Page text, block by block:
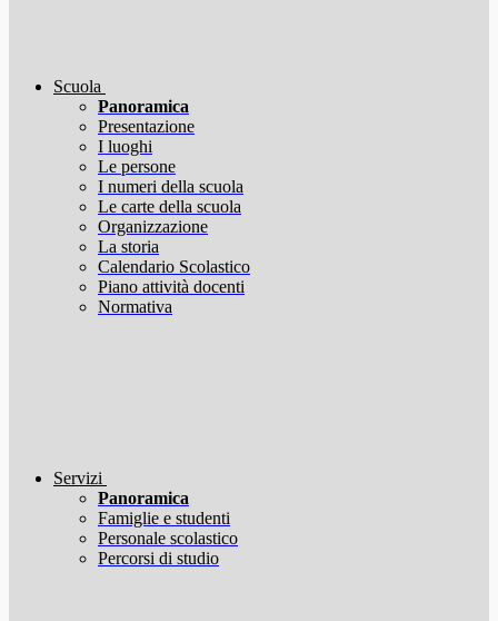
Scuola
Panoramica
Presentazione
I luoghi
Le persone
I numeri della scuola
Le carte della scuola
Organizzazione
La storia
Calendario Scolastico
Piano attività docenti
Normativa
Servizi
Panoramica
Famiglie e studenti
Personale scolastico
Percorsi di studio